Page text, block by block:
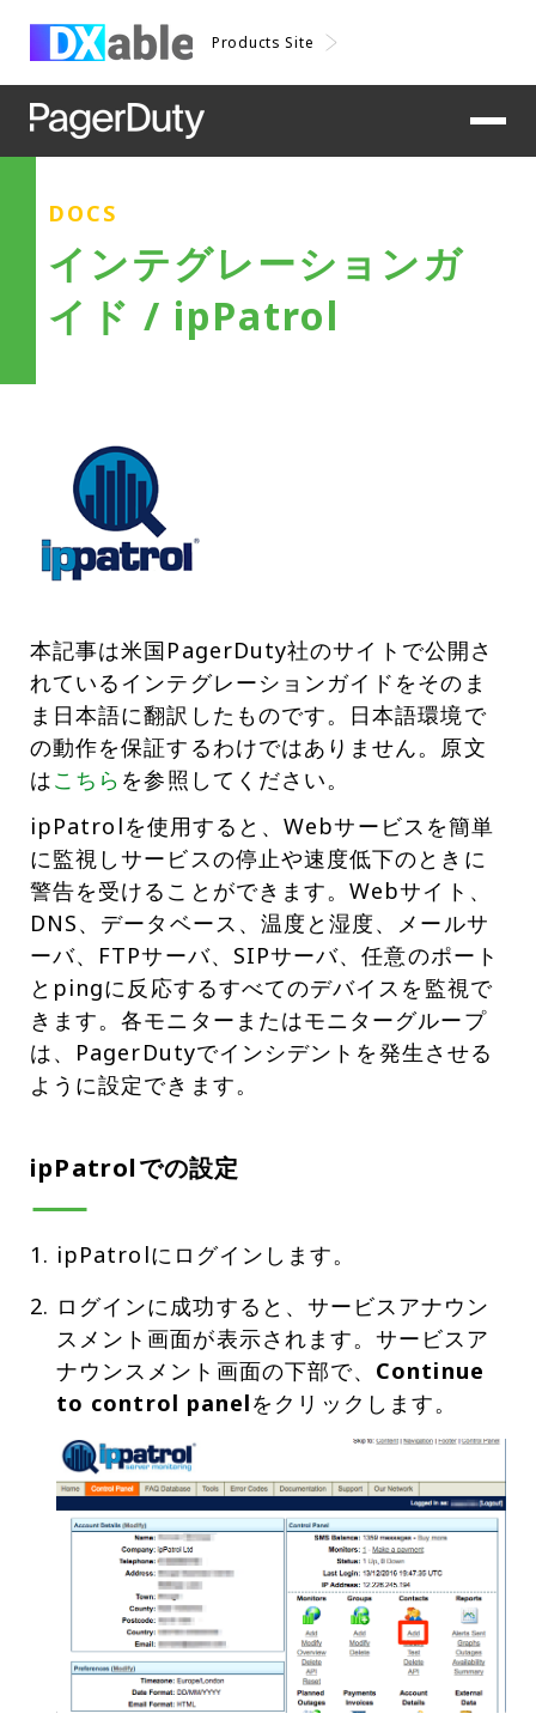
Products Site
DOCS
インテグレーションガ
イド / ipPatrol
本記事は米国PagerDuty社のサイトで公開さ
れているインテグレーションガイドをそのま
ま日本語に翻訳したものです。日本語環境で
の動作を保証するわけではありません。原文
はこちら を参照してください。
ipPatrolを使用すると、Webサービスを簡単
に監視しサービスの停止や速度低下のときに
警告を受けることができます。Webサイト、
DNS、データベース、温度と湿度、メールサ
ーバ、FTPサーバ、SIPサーバ、任意のポート
とpingに反応するすべてのデバイスを監視で
きます。各モニターまたはモニターグループ
は、PagerDutyでインシデントを発生させる
ように設定できます。
ipPatrolでの設定
ipPatrolにログインします。
ログインに成功すると、サービスアナウン
スメント画面が表示されます。サービスア
ナウンスメント画面の下部で、 Continue
to control panel